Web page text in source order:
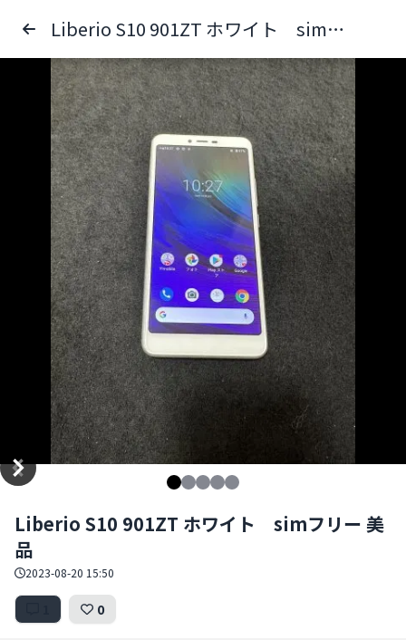
Liberio S10 901ZT ホワイト simフリー 美品
Liberio S10 901ZT ホワイト simフリー 美
品
2023-08-20 15:50
0